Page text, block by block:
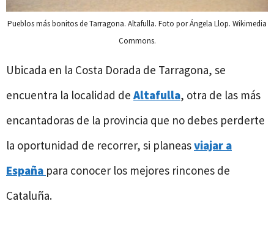
Pueblos más bonitos de Tarragona. Altafulla. Foto por Ángela Llop. Wikimedia
Commons.
Ubicada en la Costa Dorada de Tarragona, se
encuentra la localidad de Altafulla, otra de las más
encantadoras de la provincia que no debes perderte
la oportunidad de recorrer, si planeasviajar a
España para conocer los mejores rincones de
Cataluña.